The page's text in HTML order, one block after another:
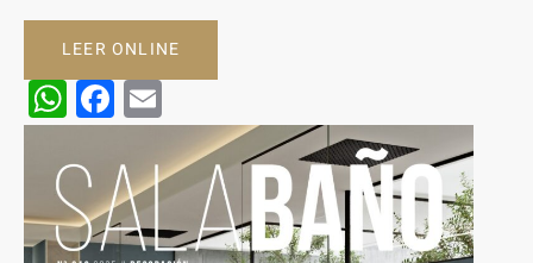
LEER ONLINE
WhatsApp
Facebook